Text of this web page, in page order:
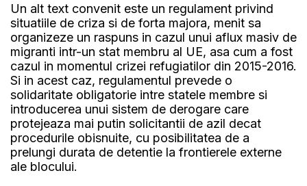
Un alt text convenit este un regulament privind
situatiile de criza si de forta majora, menit sa
organizeze un raspuns in cazul unui aflux masiv de
migranti intr-un stat membru al UE, asa cum a fost
cazul in momentul crizei refugiatilor din 2015-2016.
Si in acest caz, regulamentul prevede o
solidaritate obligatorie intre statele membre si
introducerea unui sistem de derogare care
protejeaza mai putin solicitantii de azil decat
procedurile obisnuite, cu posibilitatea de a
prelungi durata de detentie la frontierele externe
ale blocului.